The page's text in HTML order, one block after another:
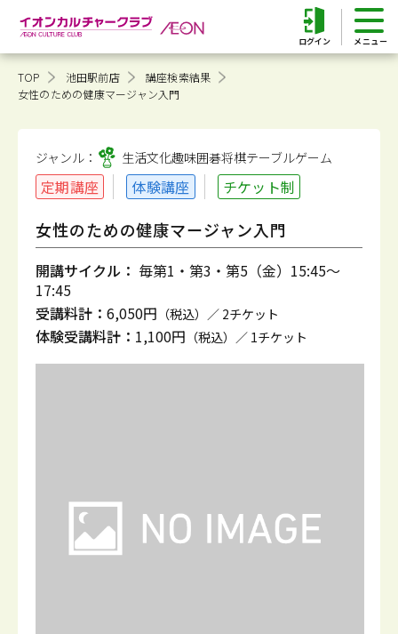
ログイン
TOP 池田駅前店
講座検索結果
女性のための健康マージャン入門
ジャンル： 生活文化趣味囲碁将棋テーブルゲーム
定期講座 体験講座 チケット制
女性のための健康マージャン入門
開講サイクル： 毎第1・第3・第5（金）15:45～
17:45
受講料計： 6,050円 （税込）／ 2チケット
体験受講料計： 1,100円 （税込）／ 1チケット